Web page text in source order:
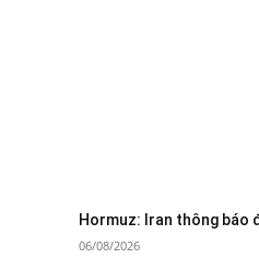
Hormuz: Iran thông báo
06/08/2026